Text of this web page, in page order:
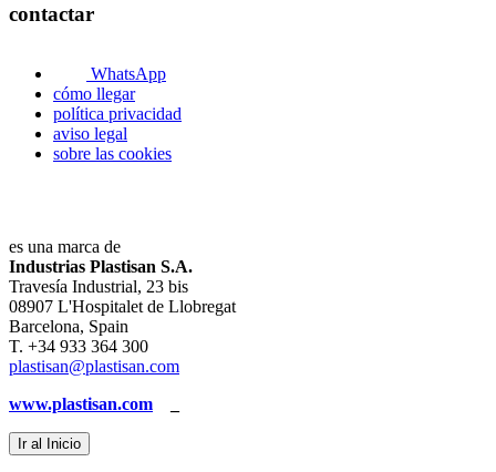
contactar
WhatsApp
cómo llegar
política privacidad
aviso legal
sobre las cookies
es una marca de
Industrias Plastisan S.A.
Travesía Industrial, 23 bis
08907 L'Hospitalet de Llobregat
Barcelona, Spain
T. +34 933 364 300
plastisan@plastisan.com
www.plastisan.com
Ir al Inicio